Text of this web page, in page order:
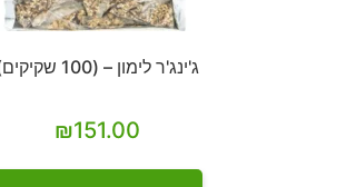
ג'ינג'ר לימון – (100 שקיקים)
₪151.00